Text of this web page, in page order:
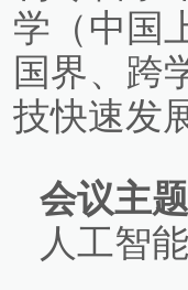
学（中国
国界、跨
技快速发
会议主题
人工智